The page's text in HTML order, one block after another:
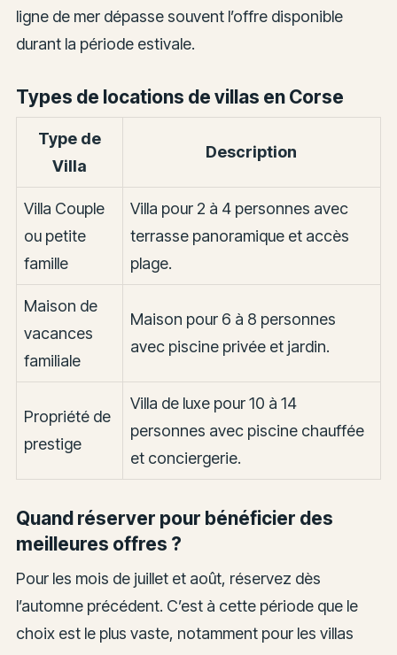
ligne de mer dépasse souvent l’offre disponible
durant la période estivale.
Types de locations de villas en Corse
Type de
Villa
Description
Villa Couple
ou petite
famille
Villa pour 2 à 4 personnes avec
terrasse panoramique et accès
plage.
Maison de
vacances
familiale
Maison pour 6 à 8 personnes
avec piscine privée et jardin.
Propriété de
prestige
Villa de luxe pour 10 à 14
personnes avec piscine chauffée
et conciergerie.
Quand réserver pour bénéficier des
meilleures offres ?
Pour les mois de juillet et août, réservez dès
l’automne précédent. C’est à cette période que le
choix est le plus vaste, notamment pour les villas